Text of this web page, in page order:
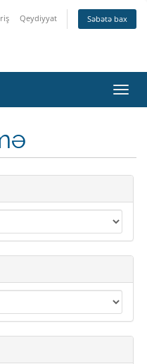
Qeydiyyat Səbətə bax
keçid